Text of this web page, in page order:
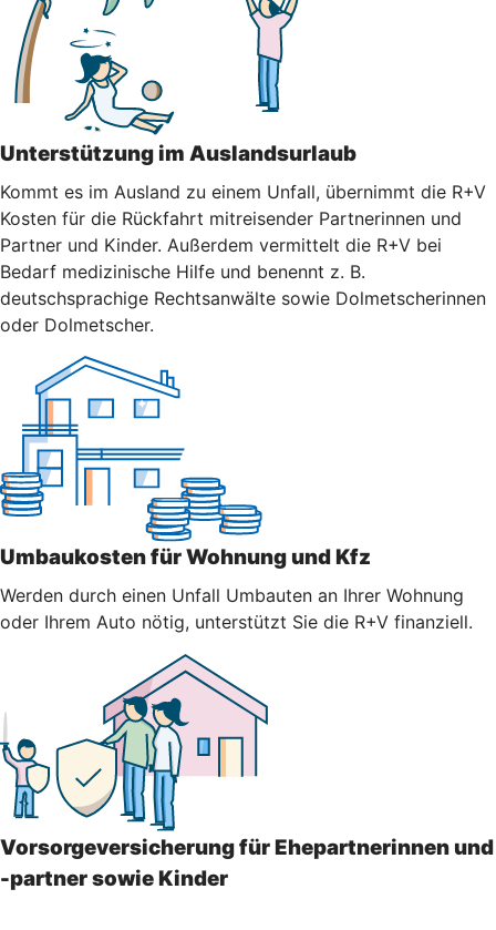
Unterstützung im Auslandsurlaub
Kommt es im Ausland zu einem Unfall, übernimmt die R+V
Kosten für die Rückfahrt mitreisender Partnerinnen und
Partner und Kinder. Außerdem vermittelt die R+V bei
Bedarf medizinische Hilfe und benennt z. B.
deutschsprachige Rechtsanwälte sowie Dolmetscherinnen
oder Dolmetscher.
Umbaukosten für Wohnung und Kfz
Werden durch einen Unfall Umbauten an Ihrer Wohnung
oder Ihrem Auto nötig, unterstützt Sie die R+V finanziell.
Vorsorgeversicherung für Ehepartnerinnen und
-partner sowie Kinder